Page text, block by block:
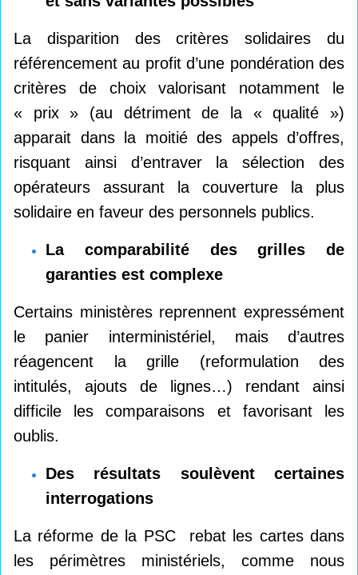
La disparition des critères solidaires du
référencement au profit d’une pondération des
critères de choix valorisant notamment le
« prix » (au détriment de la « qualité »)
apparait dans la moitié des appels d’offres,
risquant ainsi d’entraver la sélection des
opérateurs assurant la couverture la plus
solidaire en faveur des personnels publics.
La comparabilité des grilles de
garanties est complexe
Certains ministères reprennent expressément
le panier interministériel, mais d’autres
réagencent la grille (reformulation des
intitulés, ajouts de lignes…) rendant ainsi
difficile les comparaisons et favorisant les
oublis.
Des résultats soulèvent certaines
interrogations
La réforme de la PSC rebat les cartes dans
les périmètres ministériels, comme nous